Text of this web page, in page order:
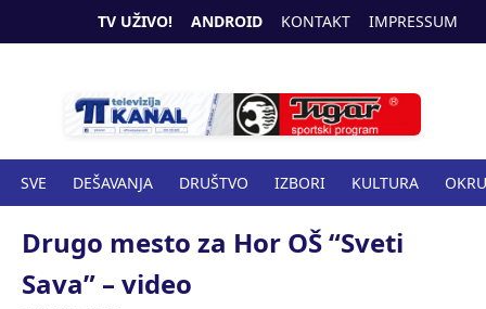
TV UŽIVO! ANDROID KONTAKT IMPRESSUM
SVE DEŠAVANJA DRUŠTVO IZBORI KULTURA
SPORT ZDRAVSTVO
Drugo mesto za Hor OŠ “Sveti
Sava” – video